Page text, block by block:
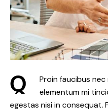
Q
Proin faucibus
elementum mi
egestas nisi in consequat.